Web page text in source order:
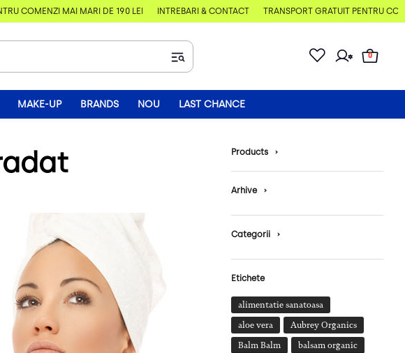
COMENZI MAI MARI DE 190 LEI ÎNTREBĂRI & CONTACT TRANSPORT GRATUIT PENTRU
0
MAKE-UP BRANDS NOU LAST CHANCE
Products ›
Arhive ›
Categorii ›
Etichete
alimentatie sanatoasa
aloe vera Aubrey Organics
Balm Balm balsam organic